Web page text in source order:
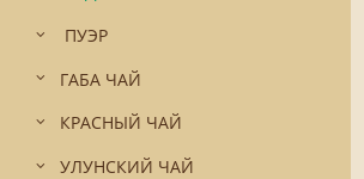
ПУЭР
ГАБА ЧАЙ
КРАСНЫЙ ЧАЙ
УЛУНСКИЙ ЧАЙ